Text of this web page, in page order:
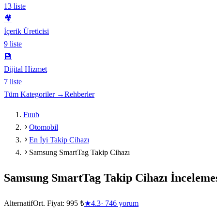
13 liste
🎥
İçerik Üreticisi
9 liste
💾
Dijital Hizmet
7 liste
Tüm Kategoriler →Rehberler
Fuub
Otomobil
En İyi Takip Cihazı
Samsung SmartTag Takip Cihazı
Samsung SmartTag Takip Cihazı
AlternatifOrt. Fiyat: 995 ₺★4.3· 746 yorum